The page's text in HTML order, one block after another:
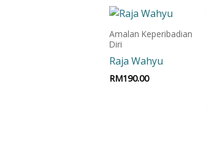
Amalan Keperibadian
Diri
Raja Wahyu
RM190.00